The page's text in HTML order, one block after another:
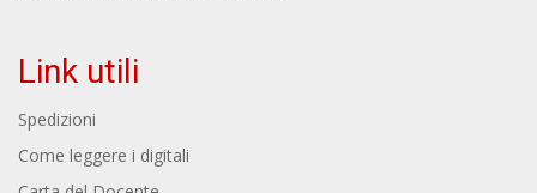
Link utili
Spedizioni
Come leggere i digitali